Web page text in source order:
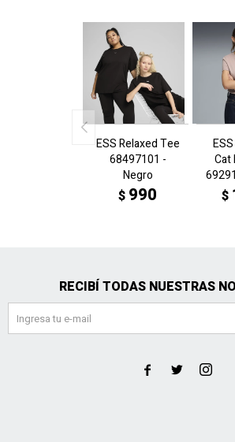
ESS Relaxed Tee
68497101 -
Negro
$ 990
Cat
$
RECIBÍ TODAS NUESTRAS
  